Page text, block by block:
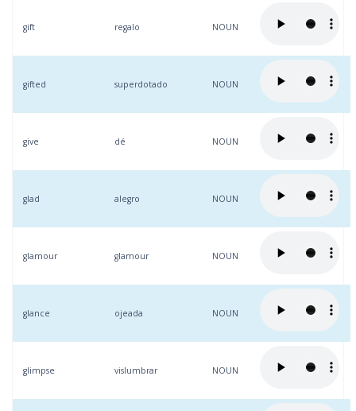
gift regalo NOUN
gifted superdotado NOUN
give dé NOUN
glad alegro NOUN
glamour glamour NOUN
glance ojeada NOUN
glimpse vislumbrar NOUN